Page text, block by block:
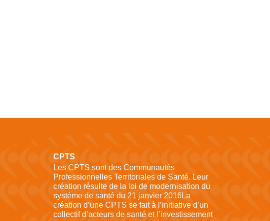
CPTS
Les CPTS sont des Communautés
Professionnelles Territoriales de Santé. Leur
création résulte de la loi de modernisation du
système de santé du 21 janvier 2016La
création d’une CPTS se fait à l’initiative d’un
collectif d’acteurs de santé et l’investissement